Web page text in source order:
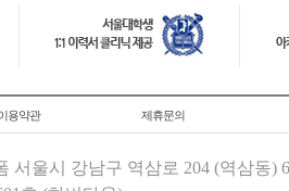
용약관 제휴문의
서울시 강남구 역삼로 204 (역삼동)